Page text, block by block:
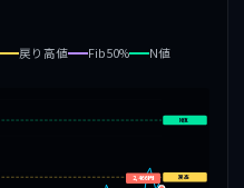
戻り高値 Fib50%
N値
戻高
N値
2,466円